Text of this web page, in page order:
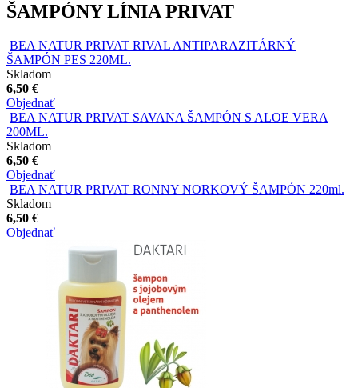
ŠAMPÓNY LÍNIA PRIVAT
BEA NATUR PRIVAT RIVAL ANTIPARAZITÁRNÝ
ŠAMPÓN PES 220ML.
Skladom
6,50 €
Objednať
BEA NATUR PRIVAT SAVANA ŠAMPÓN S ALOE VERA
200ML.
Skladom
6,50 €
Objednať
BEA NATUR PRIVAT RONNY NORKOVÝ ŠAMPÓN 220ml.
Skladom
6,50 €
Objednať